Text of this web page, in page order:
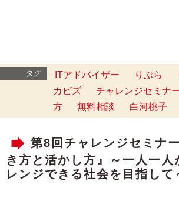
タグ ITアドバイザー りぶら
カビズ
チャレンジセミナ
方
無料相談 白河桃子
第8回チャレンジセミナ
き方と活かし方』～一人一人
レンジできる社会を目指して